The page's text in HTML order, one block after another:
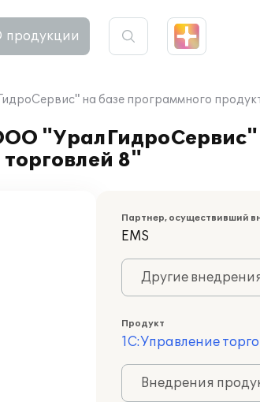
продукции
на базе программного
"УралГидроСервис"
8"
Партнер, осуществивший
EMS
Другие
Продукт
1С:Управление
Внедрения